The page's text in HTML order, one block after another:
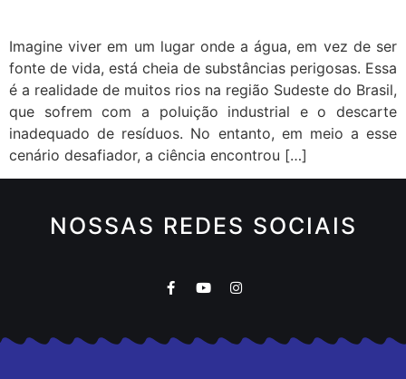
Imagine viver em um lugar onde a água, em vez de ser
fonte de vida, está cheia de substâncias perigosas. Essa
é a realidade de muitos rios na região Sudeste do Brasil,
que sofrem com a poluição industrial e o descarte
inadequado de resíduos. No entanto, em meio a esse
cenário desafiador, a ciência encontrou […]
NOSSAS REDES SOCIAIS